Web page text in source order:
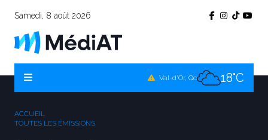
Samedi, 8 août 2026
Val-d'Or, Qc 18°C
ACCUEIL
TOUTES LES ÉMISSIONS